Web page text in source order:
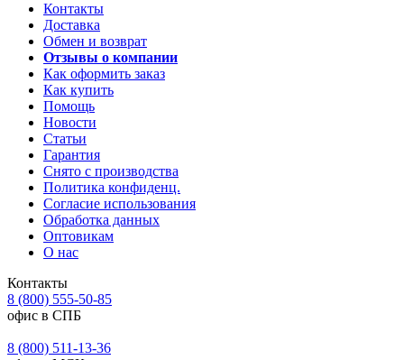
Контакты
Доставка
Обмен и возврат
Отзывы о компании
Как оформить заказ
Как купить
Помощь
Новости
Статьи
Гарантия
Снято с производства
Политика конфиденц.
Согласие использования
Обработка данных
Оптовикам
О нас
Контакты
8 (800) 555-50-85
офис в СПБ
8 (800) 511-13-36